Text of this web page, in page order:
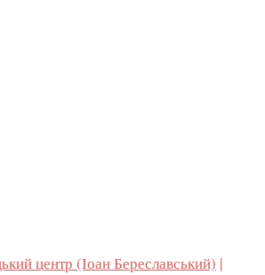
центр (Іоан Береславський) |